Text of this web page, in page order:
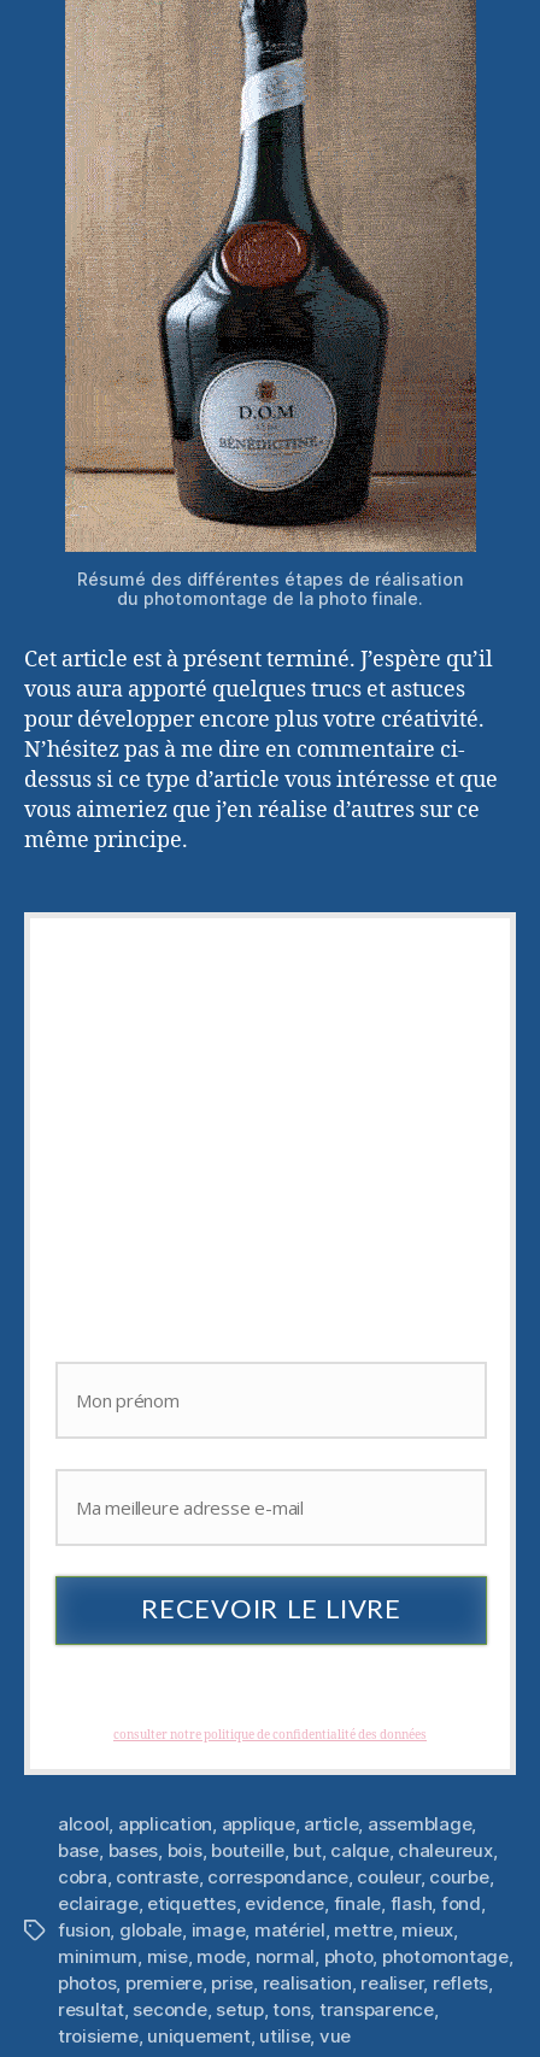
Résumé des différentes étapes de réalisation
du photomontage de la photo finale.
Cet article est à présent terminé. J’espère qu’il
vous aura apporté quelques trucs et astuces
pour développer encore plus votre créativité.
N’hésitez pas à me dire en commentaire ci-
dessus si ce type d’article vous intéresse et que
vous aimeriez que j’en réalise d’autres sur ce
même principe.
RECEVOIR LE LIVRE
consulter notre politique de confidentialité des données
Étiquettes
alcool application applique, article, assemblage,
base bases bois, bouteille, but, calque, chaleureux,
cobra contraste, correspondance, couleur, courbe,
eclairage, etiquettes, evidence finale flash fond
fusion globale image, matériel mettre, mieux
minimum mise, mode normal photo, photomontage,
photos, premiere, prise realisation realiser, reflets
resultat, seconde, setup,tons, transparence,
troisieme, uniquement, utilise, vue